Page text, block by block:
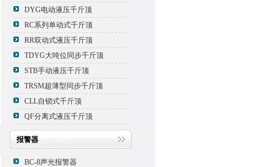
DYG电动液压千斤顶
RC系列单动式千斤顶
RR双动式液压千斤顶
TDYG大吨位同步千斤顶
STB手动液压千斤顶
TRSM超薄型同步千斤顶
CLL自锁式千斤顶
QF分离式液压千斤顶
报警器
BC-8声光报警器